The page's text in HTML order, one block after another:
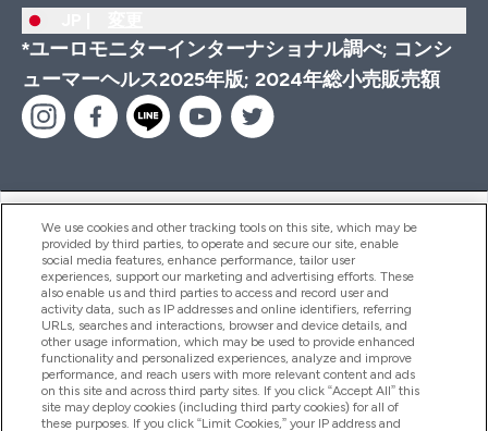
*ユーロモニターインターナショナル調べ; コンシ
ューマーヘルス2025年版; 2024年総小売販売額
ヘルプ＆ガイド
商品について
会社概要
We use cookies and other tracking tools on this site, which may be
provided by third parties, to operate and secure our site, enable
social media features, enhance performance, tailor user
experiences, support our marketing and advertising efforts. These
also enable us and third parties to access and record user and
activity data, such as IP addresses and online identifiers, referring
URLs, searches and interactions, browser and device details, and
other usage information, which may be used to provide enhanced
functionality and personalized experiences, analyze and improve
performance, and reach users with more relevant content and ads
on this site and across third party sites. If you click “Accept All” this
site may deploy cookies (including third party cookies) for all of
these purposes. If you click “Limit Cookies,” your IP address and